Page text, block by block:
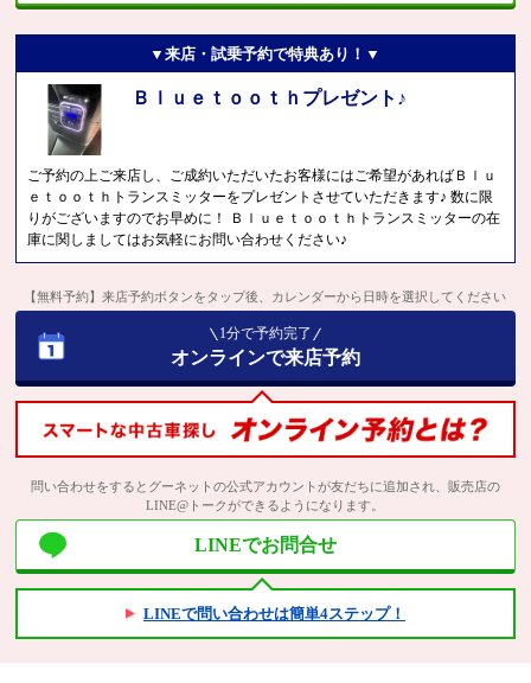
▼来店・試乗予約で特典あり！▼
Ｂｌｕｅｔｏｏｔｈプレゼント♪
ご予約の上ご来店し、ご成約いただいたお客様にはご希望があればＢｌｕ
ｅｔｏｏｔｈトランスミッターをプレゼントさせていただきます♪ 数に限
りがございますのでお早めに！ Ｂｌｕｅｔｏｏｔｈトランスミッターの在
庫に関しましてはお気軽にお問い合わせください♪
【無料予約】来店予約ボタンをタップ後、カレンダーから日時を選択してください
1分で予約完了
オンラインで来店予約
問い合わせをするとグーネットの公式アカウントが友だちに追加され、販売店の
LINE@トークができるようになります。
LINEでお問合せ
LINEで問い合わせは簡単4ステップ！